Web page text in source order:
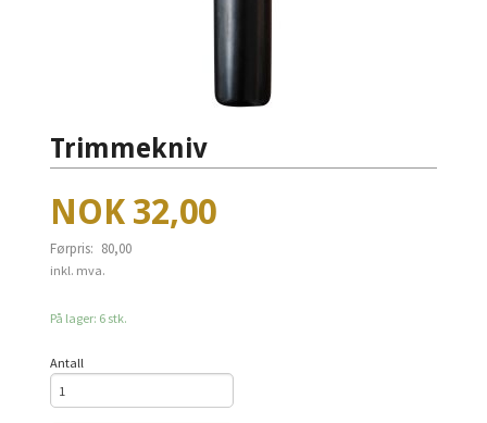
Trimmekniv
Tilbud
NOK 32,00
Førpris: 80,00
Rabatt
inkl. mva.
På lager: 6 stk.
Antall